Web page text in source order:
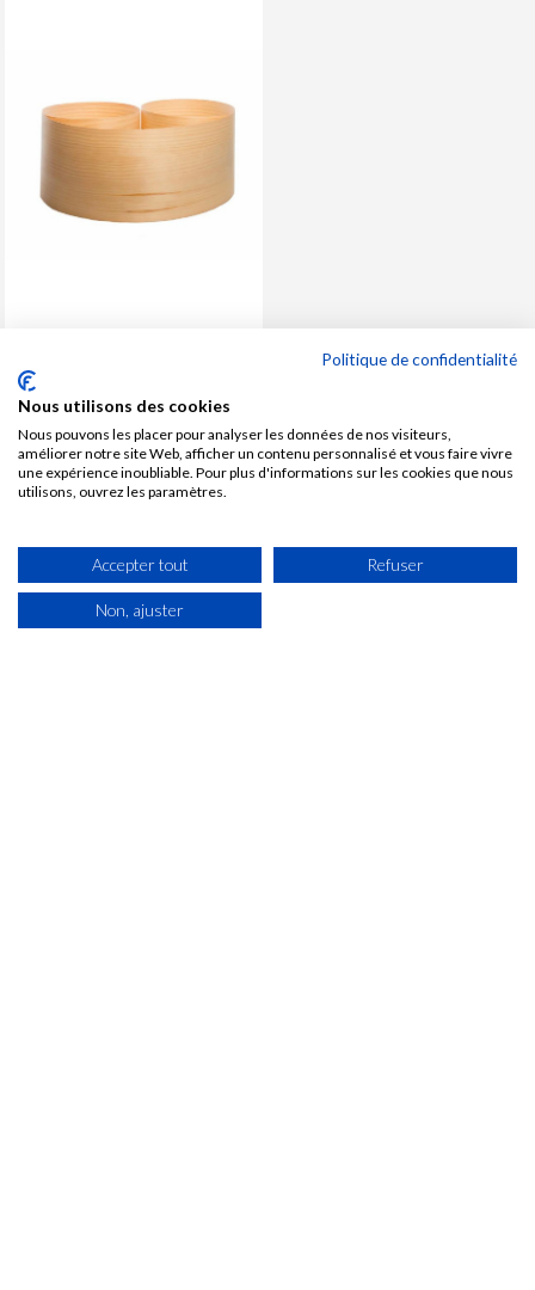
Rouleau de Plaquage
préencollée pin de pays 2,5
MLx250x0,3 mm
Soit 33,12 € TTC Le rouleau
Politique de confidentialité
Nous utilisons des cookies
Nous pouvons les placer pour analyser les données de nos visiteurs,
améliorer notre site Web, afficher un contenu personnalisé et vous faire vivre
une expérience inoubliable. Pour plus d'informations sur les cookies que nous
utilisons, ouvrez les paramètres.
Accepter tout Refuser
Non, ajuster